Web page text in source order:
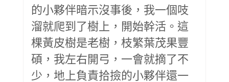
的小夥伴暗示沒事後，我一個吱
溜就爬到了樹上，開始幹活。這
棵黃皮樹是老樹，枝繁葉茂果豐
碩，我左右開弓，一會就摘了不
少，地上負責拾撿的小夥伴還一